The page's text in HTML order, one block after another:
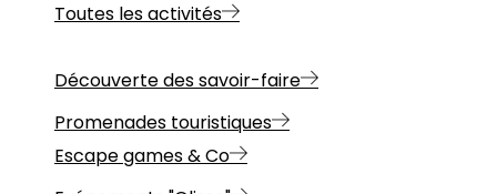
Toutes les activités
Découverte des savoir-faire
Promenades touristiques
Escape games & Co